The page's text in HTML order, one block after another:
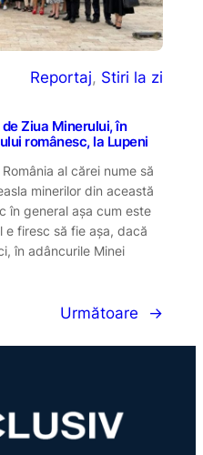
Reportaj, Stiri la zi
Ziua Minerului, în
românesc, la Lupeni
al cărei nume să
minerilor din această
în general așa cum este
e firesc să fie așa, dacă
în adâncurile Minei
Următoare →